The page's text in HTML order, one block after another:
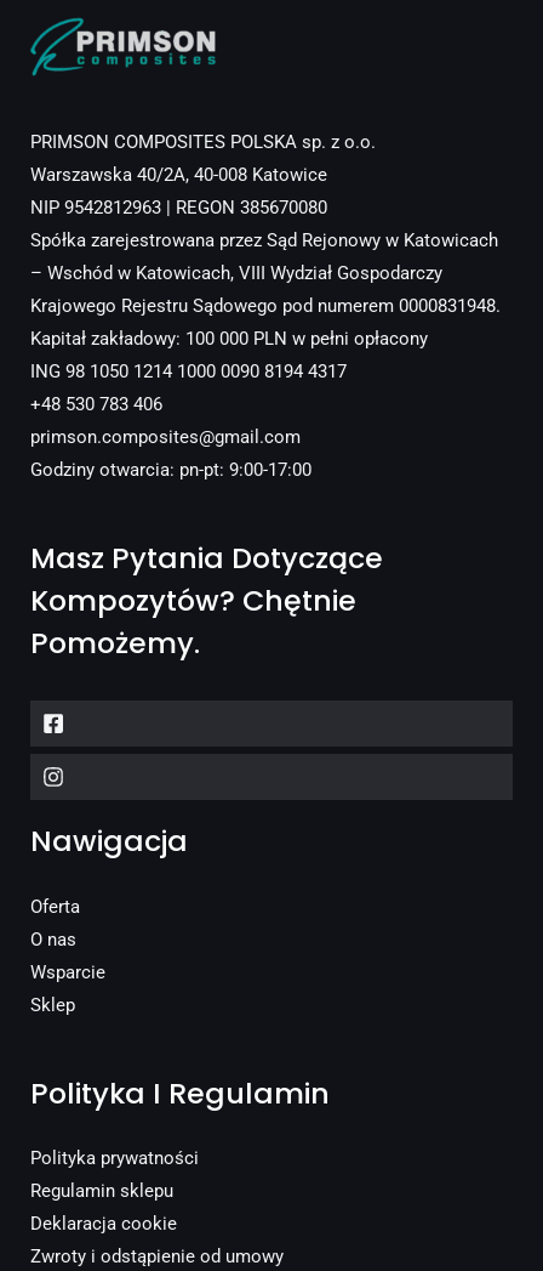
PRIMSON COMPOSITES POLSKA sp. z o.o.
Warszawska 40/2A, 40-008 Katowice
NIP 9542812963 | REGON 385670080
Spółka zarejestrowana przez Sąd Rejonowy w Katowicach
– Wschód w Katowicach, VIII Wydział Gospodarczy
Krajowego Rejestru Sądowego pod numerem 0000831948.
Kapitał zakładowy: 100 000 PLN w pełni opłacony
ING 98 1050 1214 1000 0090 8194 4317
+48 530 783 406
primson.composites@gmail.com
Godziny otwarcia: pn-pt: 9:00-17:00
Masz Pytania Dotyczące
Kompozytów? Chętnie
Pomożemy.
Nawigacja
Oferta
O nas
Wsparcie
Sklep
Polityka I Regulamin
Polityka prywatności
Regulamin sklepu
Deklaracja cookie
Zwroty i odstąpienie od umowy